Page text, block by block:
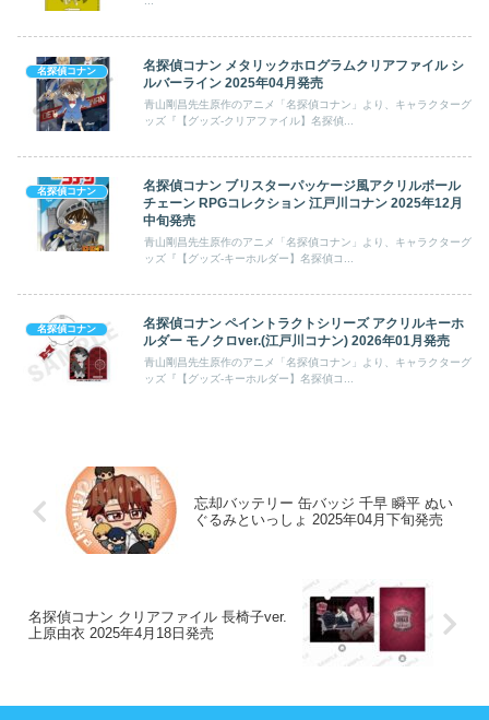
名探偵コナン
名探偵コナン メタリックホログラムクリアファイル シ
ルバーライン 2025年04月発売
青山剛昌先生原作のアニメ「名探偵コナン」より、キャラクターグ
ッズ『【グッズ-クリアファイル】名探偵...
名探偵コナン
名探偵コナン ブリスターパッケージ風アクリルボール
チェーン RPGコレクション 江戸川コナン 2025年12月
中旬発売
青山剛昌先生原作のアニメ「名探偵コナン」より、キャラクターグ
ッズ『【グッズ-キーホルダー】名探偵コ...
名探偵コナン
名探偵コナン ペイントラクトシリーズ アクリルキーホ
ルダー モノクロver.(江戸川コナン) 2026年01月発売
青山剛昌先生原作のアニメ「名探偵コナン」より、キャラクターグ
ッズ『【グッズ-キーホルダー】名探偵コ...
忘却バッテリー 缶バッジ 千早 瞬平 ぬい
ぐるみといっしょ 2025年04月下旬発売
名探偵コナン クリアファイル 長椅子ver.
上原由衣 2025年4月18日発売